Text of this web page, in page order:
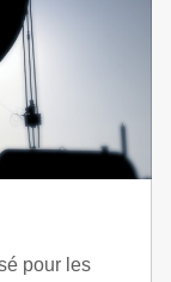
pour les